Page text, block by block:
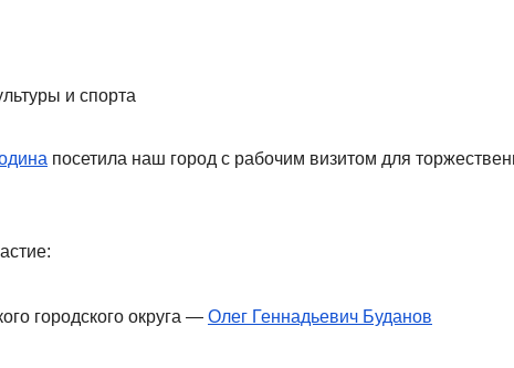
и спорта
посетила наш город с рабочим визитом для
городского округа — Олег Геннадьевич Буданов